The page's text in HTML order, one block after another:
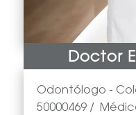
Doctor
Odontólogo -
50000469/